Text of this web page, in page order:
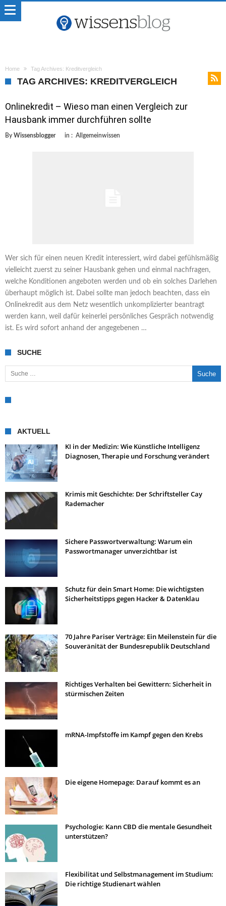
Home Tag Archives: Kreditvergleich
TAG ARCHIVES: KREDITVERGLEICH
Onlinekredit – Wieso man einen Vergleich zur
Hausbank immer durchführen sollte
By Wissensblogger in : Allgemeinwissen
Wer sich für einen neuen Kredit interessiert, wird dabei gefühlsmäßig
vielleicht zuerst zu seiner Hausbank gehen und einmal nachfragen,
welche Konditionen angeboten werden und ob ein solches Darlehen
überhaupt möglich ist. Dabei sollte man jedoch beachten, dass ein
Onlinekredit aus dem Netz wesentlich unkomplizierter beantragt
werden kann, weil dafür keinerlei persönliches Gespräch notwendig
ist. Es wird sofort anhand der angegebenen …
SUCHE
Suche nach:
AKTUELL
KI in der Medizin: Wie Künstliche Intelligenz
Diagnosen, Therapie und Forschung verändert
Krimis mit Geschichte: Der Schriftsteller Cay
Rademacher
Sichere Passwortverwaltung: Warum ein
Passwortmanager unverzichtbar ist
Schutz für dein Smart Home: Die wichtigsten
Sicherheitstipps gegen Hacker & Datenklau
70 Jahre Pariser Verträge: Ein Meilenstein für die
Souveränität der Bundesrepublik Deutschland
Richtiges Verhalten bei Gewittern: Sicherheit in
stürmischen Zeiten
mRNA-Impfstoffe im Kampf gegen den Krebs
Die eigene Homepage: Darauf kommt es an
Psychologie: Kann CBD die mentale Gesundheit
unterstützen?
Flexibilität und Selbstmanagement im Studium:
Die richtige Studienart wählen